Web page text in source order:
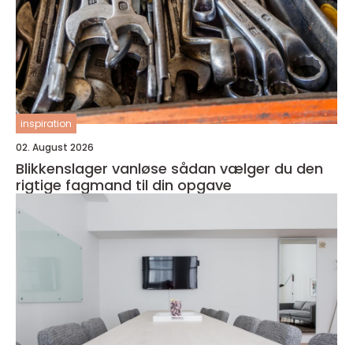
inspiration
02. August 2026
Blikkenslager vanløse sådan vælger du den
rigtige fagmand til din opgave